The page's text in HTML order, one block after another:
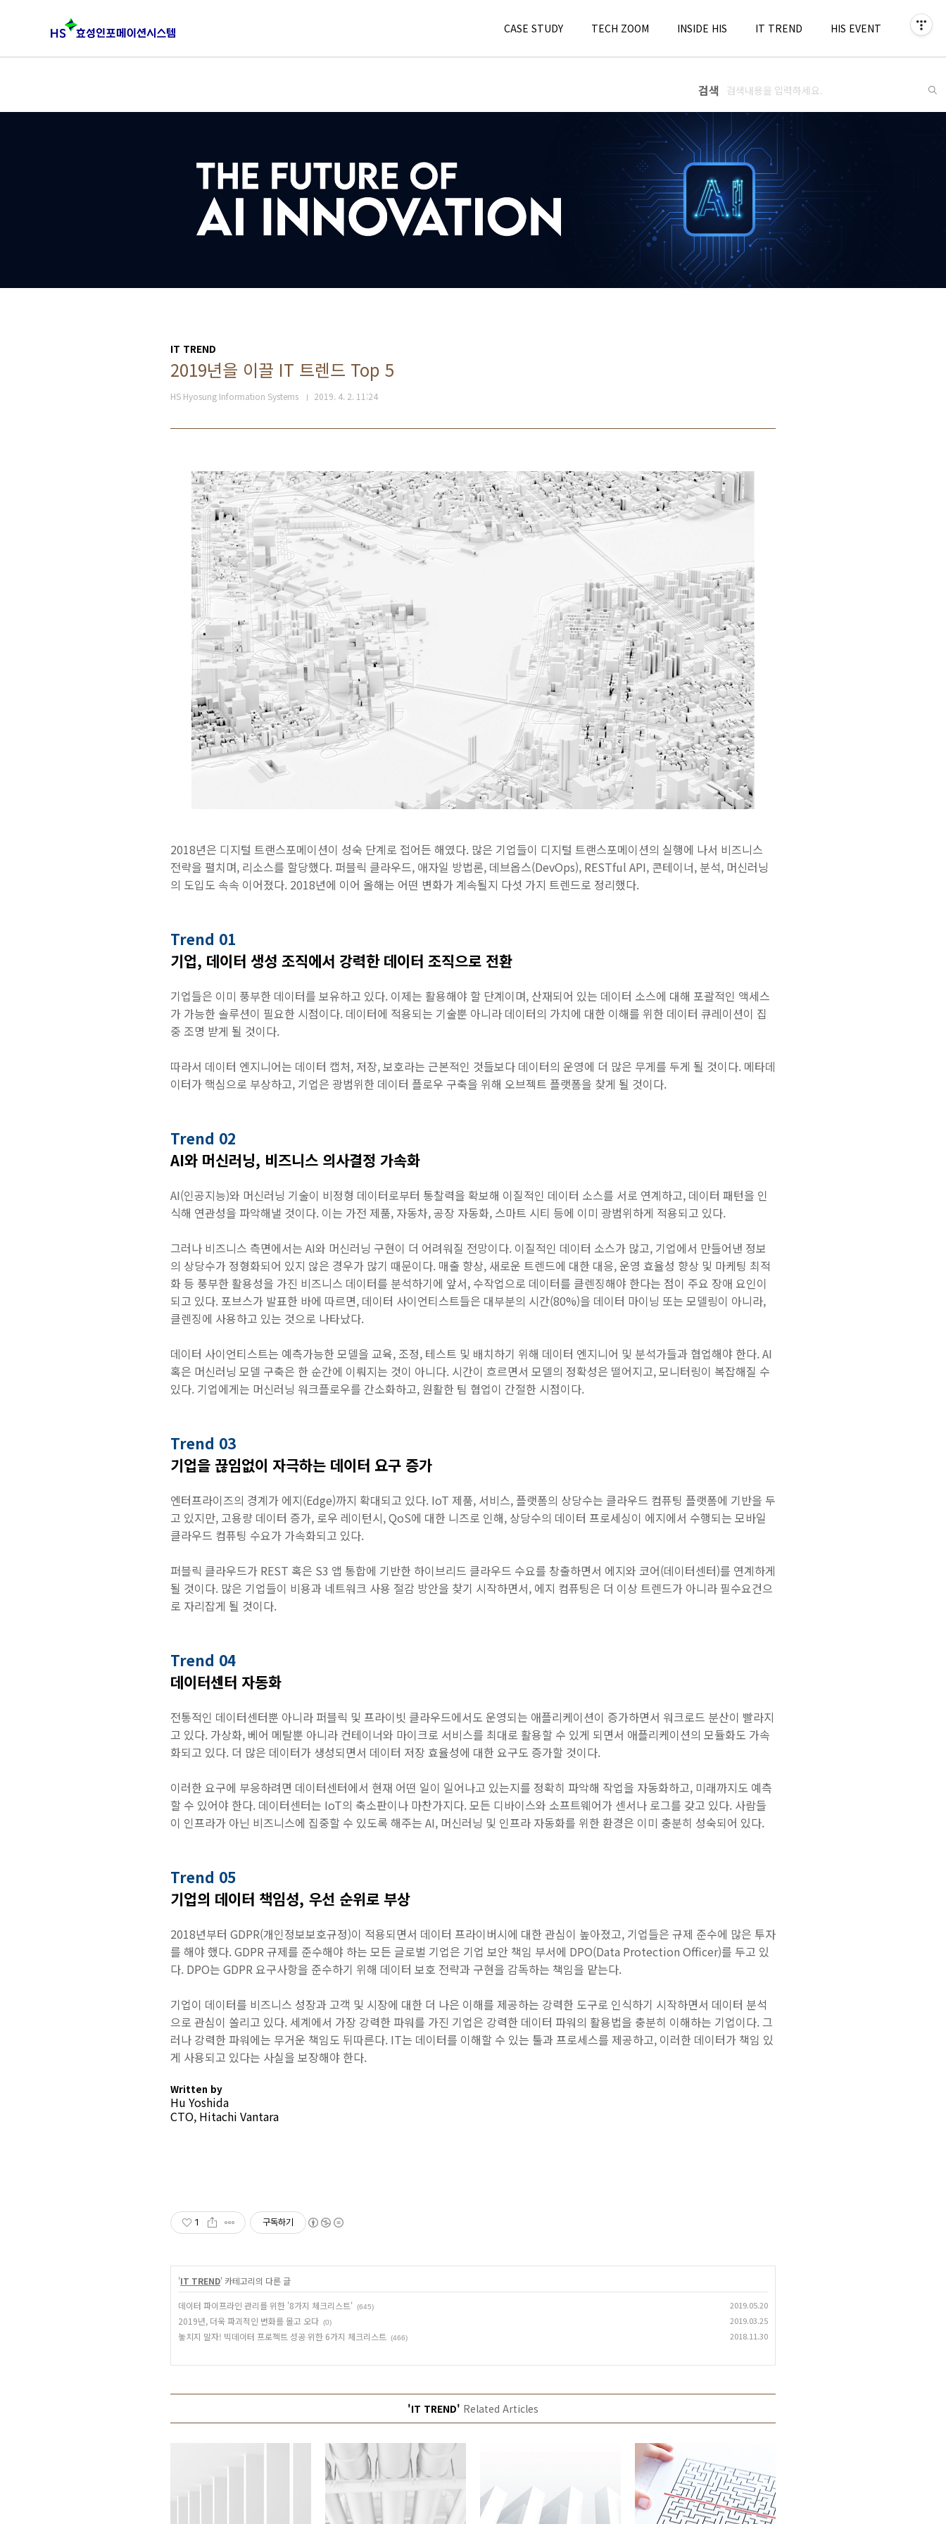
CASE STUDY
TECH ZOOM INSIDE HIS IT TREND HIS EVENT
검색
IT TREND
2019년을 이끌 IT 트렌드 Top 5
HS Hyosung Information Systems 2019. 4. 2. 11:24
2018년은 디지털 트랜스포메이션이 성숙 단계로 접어든 해였다. 많은 기업들이 디지털 트랜스포메이션의 실행에 나서 비즈니스
전략을 펼치며, 리소스를 할당했다. 퍼블릭 클라우드, 애자일 방법론, 데브옵스(DevOps), RESTful API, 콘테이너, 분석, 머신러닝
의 도입도 속속 이어졌다. 2018년에 이어 올해는 어떤 변화가 계속될지 다섯 가지 트렌드로 정리했다.
Trend 01
기업, 데이터 생성 조직에서 강력한 데이터 조직으로 전환
기업들은 이미 풍부한 데이터를 보유하고 있다. 이제는 활용해야 할 단계이며, 산재되어 있는 데이터 소스에 대해 포괄적인 액세스
가 가능한 솔루션이 필요한 시점이다. 데이터에 적용되는 기술뿐 아니라 데이터의 가치에 대한 이해를 위한 데이터 큐레이션이 집
중 조명 받게 될 것이다.
따라서 데이터 엔지니어는 데이터 캡처, 저장, 보호라는 근본적인 것들보다 데이터의 운영에 더 많은 무게를 두게 될 것이다. 메타데
이터가 핵심으로 부상하고, 기업은 광범위한 데이터 플로우 구축을 위해 오브젝트 플랫폼을 찾게 될 것이다.
Trend 02
AI와 머신러닝, 비즈니스 의사결정 가속화
AI(인공지능)와 머신러닝 기술이 비정형 데이터로부터 통찰력을 확보해 이질적인 데이터 소스를 서로 연계하고, 데이터 패턴을 인
식해 연관성을 파악해낼 것이다. 이는 가전 제품, 자동차, 공장 자동화, 스마트 시티 등에 이미 광범위하게 적용되고 있다.
그러나 비즈니스 측면에서는 AI와 머신러닝 구현이 더 어려워질 전망이다. 이질적인 데이터 소스가 많고, 기업에서 만들어낸 정보
의 상당수가 정형화되어 있지 않은 경우가 많기 때문이다. 매출 향상, 새로운 트렌드에 대한 대응, 운영 효율성 향상 및 마케팅 최적
화 등 풍부한 활용성을 가진 비즈니스 데이터를 분석하기에 앞서, 수작업으로 데이터를 클렌징해야 한다는 점이 주요 장애 요인이
되고 있다. 포브스가 발표한 바에 따르면, 데이터 사이언티스트들은 대부분의 시간(80%)을 데이터 마이닝 또는 모델링이 아니라,
클렌징에 사용하고 있는 것으로 나타났다.
데이터 사이언티스트는 예측가능한 모델을 교육, 조정, 테스트 및 배치하기 위해 데이터 엔지니어 및 분석가들과 협업해야 한다. AI
혹은 머신러닝 모델 구축은 한 순간에 이뤄지는 것이 아니다. 시간이 흐르면서 모델의 정확성은 떨어지고, 모니터링이 복잡해질 수
있다. 기업에게는 머신러닝 워크플로우를 간소화하고, 원활한 팀 협업이 간절한 시점이다.
Trend 03
기업을 끊임없이 자극하는 데이터 요구 증가
엔터프라이즈의 경계가 에지(Edge)까지 확대되고 있다. IoT 제품, 서비스, 플랫폼의 상당수는 클라우드 컴퓨팅 플랫폼에 기반을 두
고 있지만, 고용량 데이터 증가, 로우 레이턴시, QoS에 대한 니즈로 인해, 상당수의 데이터 프로세싱이 에지에서 수행되는 모바일
클라우드 컴퓨팅 수요가 가속화되고 있다.
퍼블릭 클라우드가 REST 혹은 S3 앱 통합에 기반한 하이브리드 클라우드 수요를 창출하면서 에지와 코어(데이터센터)를 연계하게
될 것이다. 많은 기업들이 비용과 네트워크 사용 절감 방안을 찾기 시작하면서, 에지 컴퓨팅은 더 이상 트렌드가 아니라 필수요건으
로 자리잡게 될 것이다.
Trend 04
데이터센터 자동화
전통적인 데이터센터뿐 아니라 퍼블릭 및 프라이빗 클라우드에서도 운영되는 애플리케이션이 증가하면서 워크로드 분산이 빨라지
고 있다. 가상화, 베어 메탈뿐 아니라 컨테이너와 마이크로 서비스를 최대로 활용할 수 있게 되면서 애플리케이션의 모듈화도 가속
화되고 있다. 더 많은 데이터가 생성되면서 데이터 저장 효율성에 대한 요구도 증가할 것이다.
이러한 요구에 부응하려면 데이터센터에서 현재 어떤 일이 일어나고 있는지를 정확히 파악해 작업을 자동화하고, 미래까지도 예측
할 수 있어야 한다. 데이터센터는 IoT의 축소판이나 마찬가지다. 모든 디바이스와 소프트웨어가 센서나 로그를 갖고 있다. 사람들
이 인프라가 아닌 비즈니스에 집중할 수 있도록 해주는 AI, 머신러닝 및 인프라 자동화를 위한 환경은 이미 충분히 성숙되어 있다.
Trend 05
기업의 데이터 책임성, 우선 순위로 부상
2018년부터 GDPR(개인정보보호규정)이 적용되면서 데이터 프라이버시에 대한 관심이 높아졌고, 기업들은 규제 준수에 많은 투자
를 해야 했다. GDPR 규제를 준수해야 하는 모든 글로벌 기업은 기업 보안 책임 부서에 DPO(Data Protection Officer)를 두고 있
다. DPO는 GDPR 요구사항을 준수하기 위해 데이터 보호 전략과 구현을 감독하는 책임을 맡는다.
기업이 데이터를 비즈니스 성장과 고객 및 시장에 대한 더 나은 이해를 제공하는 강력한 도구로 인식하기 시작하면서 데이터 분석
으로 관심이 쏠리고 있다. 세계에서 가장 강력한 파워를 가진 기업은 강력한 데이터 파워의 활용법을 충분히 이해하는 기업이다. 그
러나 강력한 파워에는 무거운 책임도 뒤따른다. IT는 데이터를 이해할 수 있는 툴과 프로세스를 제공하고, 이러한 데이터가 책임 있
게 사용되고 있다는 사실을 보장해야 한다.
Written by
Hu Yoshida
CTO, Hitachi Vantara
1 구독하기
'IT TREND' 카테고리의 다른 글
데이터 파이프라인 관리를 위한 '8가지 체크리스트' (645) 2019.05.20
2019년, 더욱 파괴적인 변화를 몰고 오다 (0) 2019.03.25
놓치지 말자! 빅데이터 프로젝트 성공 위한 6가지 체크리스트 (466) 2018.11.30
'IT TREND' Related Articles